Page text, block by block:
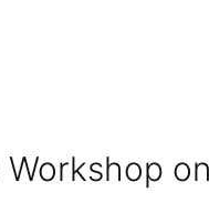
on